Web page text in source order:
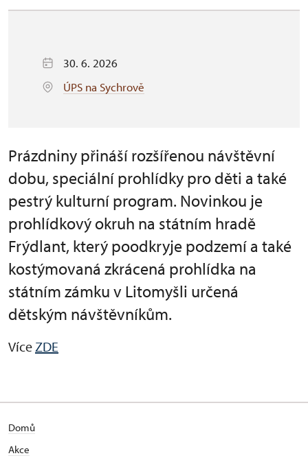
30. 6. 2026
ÚPS na Sychrově
Prázdniny přináší rozšířenou návštěvní
dobu, speciální prohlídky pro děti a také
pestrý kulturní program. Novinkou je
prohlídkový okruh na státním hradě
Frýdlant, který poodkryje podzemí a také
kostýmovaná zkrácená prohlídka na
státním zámku v Litomyšli určená
dětským návštěvníkům.
VíceZDE
Domů
Akce